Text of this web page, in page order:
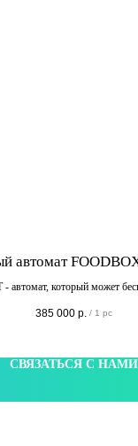
автомат
автомат, который может
на остановках, на
385 000 р. / 1 pc
СВЯЗАТЬСЯ С НАМИ